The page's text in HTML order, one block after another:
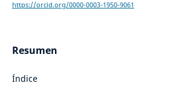
https://orcid.org/0000-0003-1950-9061
Resumen
Índice